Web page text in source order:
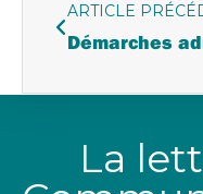
ARTICLE
La